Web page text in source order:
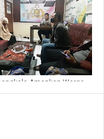
Amankan Warga